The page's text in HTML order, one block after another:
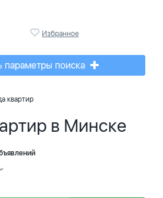
Избранное
параметры поиска
квартир
в Минске